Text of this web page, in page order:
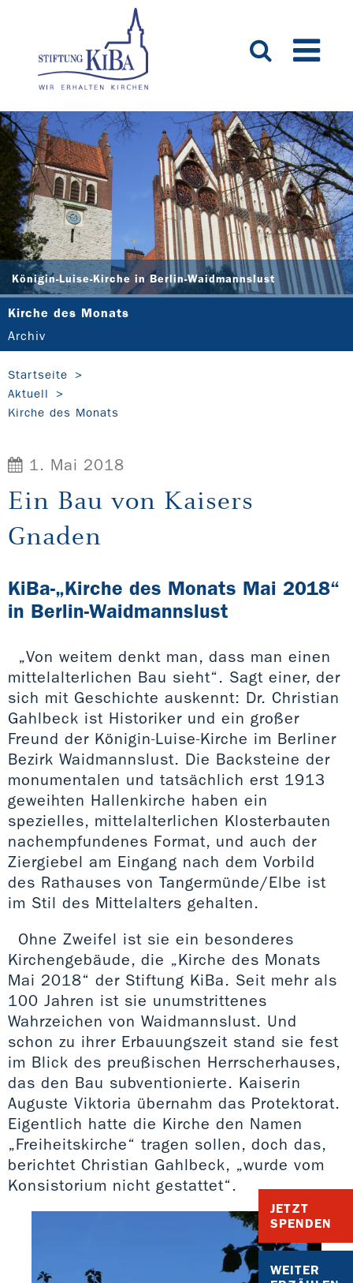
Königin-Luise-Kirche in Berlin-Waidmannslust
JETZT
SPENDEN
WEITER
Kirche des Monats
Archiv
Startseite
Aktuell
Kirche des Monats
1. Mai 2018
Ein Bau von Kaisers
Gnaden
KiBa-„Kirche des Monats Mai 2018“
in Berlin-Waidmannslust
„Von weitem denkt man, dass man einen
mittelalterlichen Bau sieht“. Sagt einer, der
sich mit Geschichte auskennt: Dr. Christian
Gahlbeck ist Historiker und ein großer
Freund der Königin-Luise-Kirche im Berliner
Bezirk Waidmannslust. Die Backsteine der
monumentalen und tatsächlich erst 1913
geweihten Hallenkirche haben ein
spezielles, mittelalterlichen Klosterbauten
nachempfundenes Format, und auch der
Ziergiebel am Eingang nach dem Vorbild
des Rathauses von Tangermünde/Elbe ist
im Stil des Mittelalters gehalten.
Ohne Zweifel ist sie ein besonderes
Kirchengebäude, die „Kirche des Monats
Mai 2018“ der Stiftung KiBa. Seit mehr als
100 Jahren ist sie unumstrittenes
Wahrzeichen von Waidmannslust. Und
schon zu ihrer Erbauungszeit stand sie fest
im Blick des preußischen Herrscherhauses,
das den Bau subventionierte. Kaiserin
Auguste Viktoria übernahm das Protektorat.
Eigentlich hatte die Kirche den Namen
„Freiheitskirche“ tragen sollen, doch das,
berichtet Christian Gahlbeck, „wurde vom
Konsistorium nicht gestattet“.